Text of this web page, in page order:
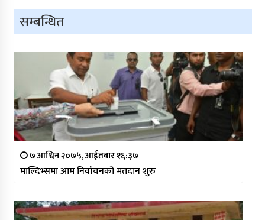
सम्बन्धित
७ आश्विन २०७५, आईतवार १६:३७
माल्दिभ्समा आम निर्वाचनको मतदान शुरु